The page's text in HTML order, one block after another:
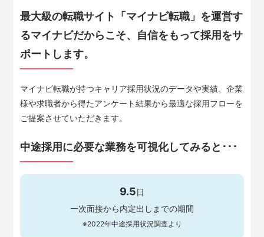
最大級の転職サイト「マイナビ転職」を運営す
るマイナビだからこそ、自信をもって採用をサ
ポートします。
マイナビ転職が持つキャリア採用状況のデータや実績、企業
様や求職者から得たアンケート結果から最適な採用フローを
ご提案させていただきます。
中途採用に必要な業務を可視化してみると･･･
9.5日
一次面接から内定出しまでの期間
※2022年中途採用状況調査より